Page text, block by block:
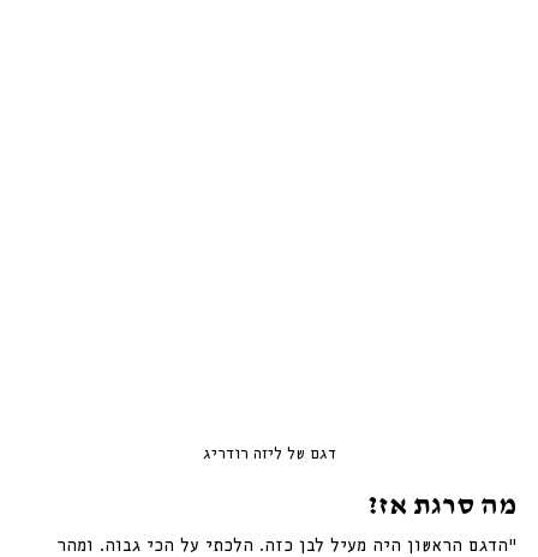
דגם של ליזה רודריג
מה סרגת אז?
״הדגם הראשון היה מעיל לבן כזה. הלכתי על הכי גבוה. ומהר